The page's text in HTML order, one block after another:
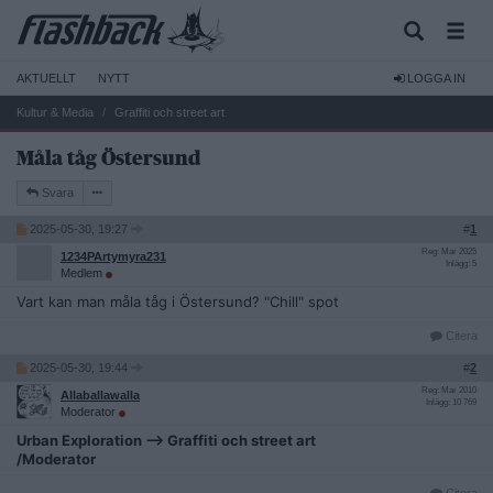
AKTUELLT NYTT LOGGA IN
Kultur & Media Graffiti och street art
Måla tåg Östersund
Svara
2025-05-30, 19:27 #1
1234PArtymyra231
Medlem
Reg: Mar 2025
Inlägg: 5
Vart kan man måla tåg i Östersund? "Chill" spot
Citera
2025-05-30, 19:44 #2
Allaballawalla
Moderator
Reg: Mar 2010
Inlägg: 10 769
Urban Exploration --> Graffiti och street art
/Moderator